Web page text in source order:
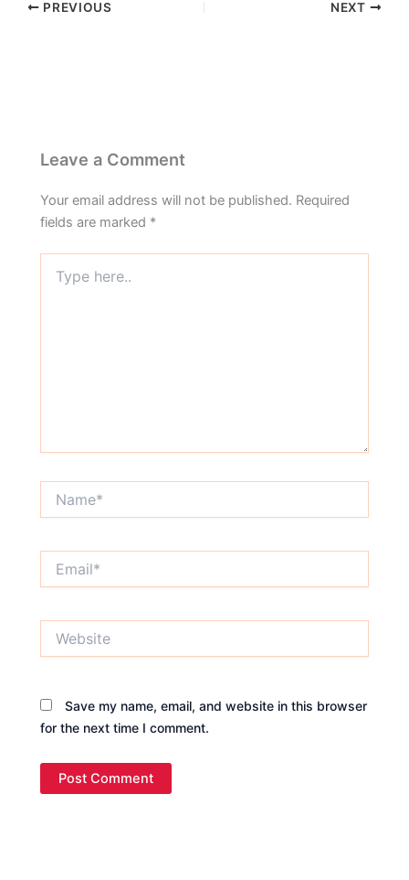
PREVIOUS NEXT
Leave a Comment
Your email address will not be published. Required
fields are marked *
here..
Save my name, email, and website in this browser
for the next time I comment.